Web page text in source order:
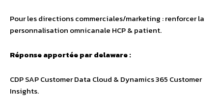
Pour les directions commerciales/marketing : renforcer la
personnalisation omnicanale HCP & patient.
Réponse apportée par delaware :
CDP SAP Customer Data Cloud & Dynamics 365 Customer
Insights.